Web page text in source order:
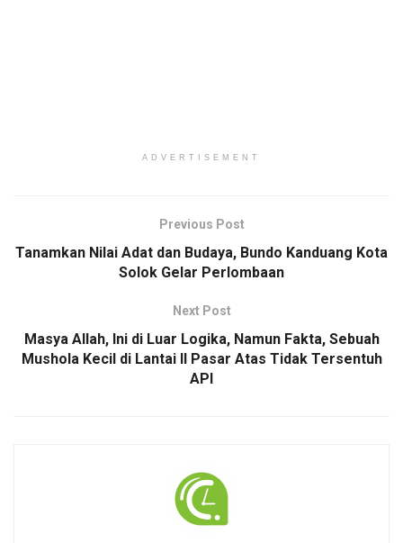
ADVERTISEMENT
Previous Post
Tanamkan Nilai Adat dan Budaya, Bundo Kanduang Kota
Solok Gelar Perlombaan
Next Post
Masya Allah, Ini di Luar Logika, Namun Fakta, Sebuah
Mushola Kecil di Lantai II Pasar Atas Tidak Tersentuh
API